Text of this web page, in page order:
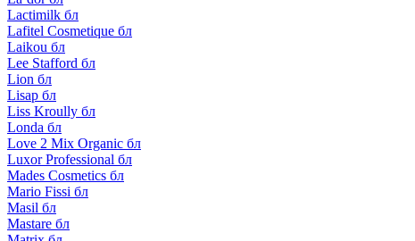
Lactimilk бл
Lafitel Cosmetique бл
Laikou бл
Lee Stafford бл
Lion бл
Lisap бл
Liss Kroully бл
Londa бл
Love 2 Mix Organic бл
Luxor Professional бл
Mades Cosmetics бл
Mario Fissi бл
Masil бл
Mastare бл